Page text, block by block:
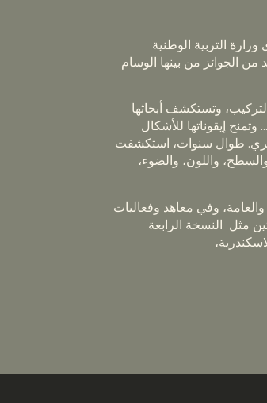
التربية الوطنية
الجوائز من بينها الوسام
وتستكشف أبحاثها
إيقوناتها للأشكال
طوال سنوات، استكشفت
واللون، والضوء،
وفي معاهد وفعاليات
مثل النسخة الرابعة